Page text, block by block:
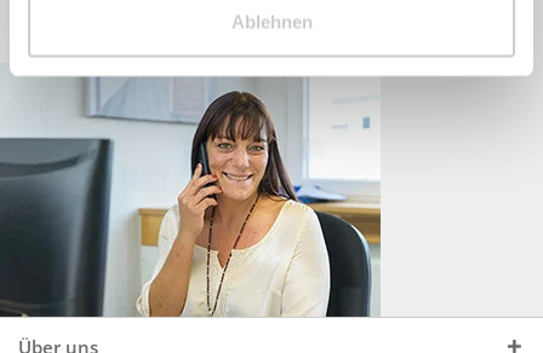
Ablehnen
Über uns